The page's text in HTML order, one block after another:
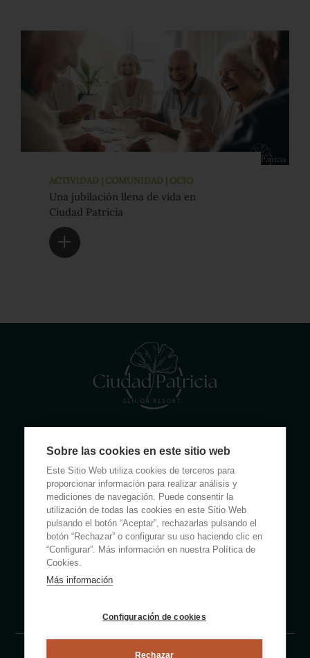
ACTIVIDAD | COMUNIDAD | OCIO
Una jubilación llena de vida en
Ciudad Patricia
(+34) 965 855 100
apartamentos@ciudadpatricia.com
Sobre las cookies en este sitio web
Este Sitio Web utiliza cookies de terceros para
proporcionar información para realizar análisis y
mediciones de navegación. Puede consentir la
utilización de todas las cookies en este Sitio Web
pulsando el botón “Aceptar”, rechazarlas pulsando el
botón “Rechazar” o configurar su uso haciendo clic en
“Configurar”. Más información en nuestra Política de
Cookies.
Más información
Configuración de cookies
Rechazar